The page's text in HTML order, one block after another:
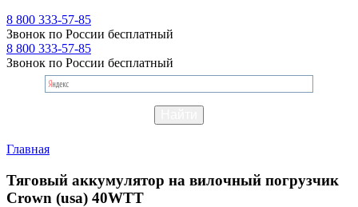
8 800 333-57-85
Звонок по России бесплатный
8 800 333-57-85
Звонок по России бесплатный
Главная
Тяговый аккумулятор на вилочный погрузчик
Crown (usa) 40WTT